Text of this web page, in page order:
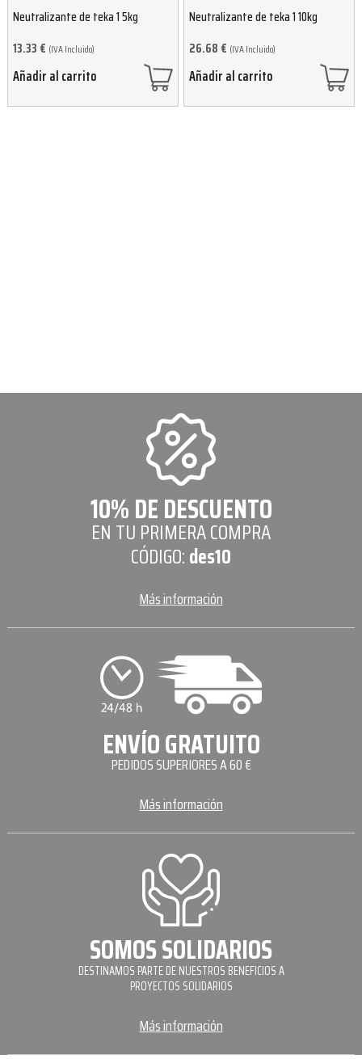
Neutralizante de teka 1 5kg
13.33 € (IVA Incluido)
Añadir al carrito
Neutralizante de teka 1 10kg
26.68 € (IVA Incluido)
Añadir al carrito
10% DE DESCUENTO
EN TU PRIMERA COMPRA
CÓDIGO:des10
Más información
ENVÍO GRATUITO
PEDIDOS SUPERIORES A 60 €
Más información
SOMOS SOLIDARIOS
DESTINAMOS PARTE DE NUESTROS BENEFICIOS A
PROYECTOS SOLIDARIOS
Más información